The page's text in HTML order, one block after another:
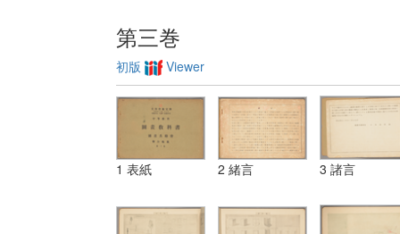
家の植物写生
第三巻
初版 Viewer
1 表紙 2 緒言 3 諸言